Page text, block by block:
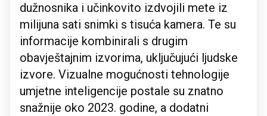
dužnosnika i učinkovito izdvojili mete iz
milijuna sati snimki s tisuća kamera. Te su
informacije kombinirali s drugim
obavještajnim izvorima, uključujući ljudske
izvore. Vizualne mogućnosti tehnologije
umjetne inteligencije postale su znatno
snažnije oko 2023. godine, a dodatni